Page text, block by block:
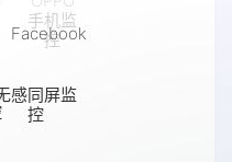
监控
Facebook
无感同屏监
控